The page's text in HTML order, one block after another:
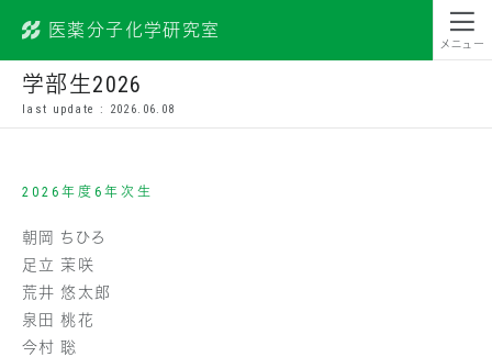
昭和薬科大学
医薬分子化学研究室
メニュー
学部生2026
last update : 2026.06.08
2026年度6年次生
朝岡 ちひろ
足立 茉咲
荒井 悠太郎
泉田 桃花
今村 聡